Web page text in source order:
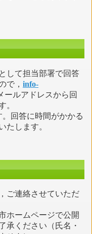
して担当部署で回答
で， info-
ールアドレスから回
。
回答に時間がかかる
たします。
ご連絡させていただ
ホームページで公開
承ください（氏名・